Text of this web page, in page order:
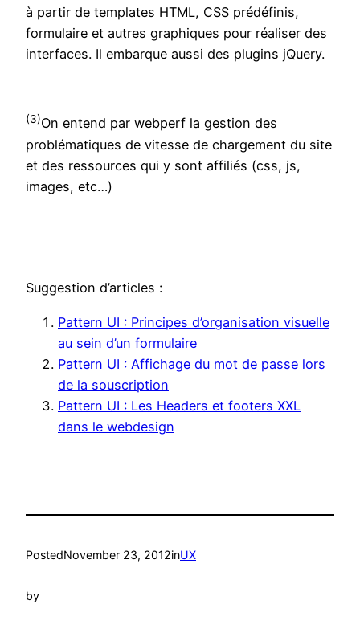
à partir de templates HTML, CSS prédéfinis,
formulaire et autres graphiques pour réaliser des
interfaces. Il embarque aussi des plugins jQuery.
(3)On entend par webperf la gestion des
problématiques de vitesse de chargement du site
et des ressources qui y sont affiliés (css, js,
images, etc…)
Suggestion d’articles :
Pattern UI : Principes d’organisation visuelle
au sein d’un formulaire
Pattern UI : Affichage du mot de passe lors
de la souscription
Pattern UI : Les Headers et footers XXL
dans le webdesign
PostedNovember 23, 2012inUX
by